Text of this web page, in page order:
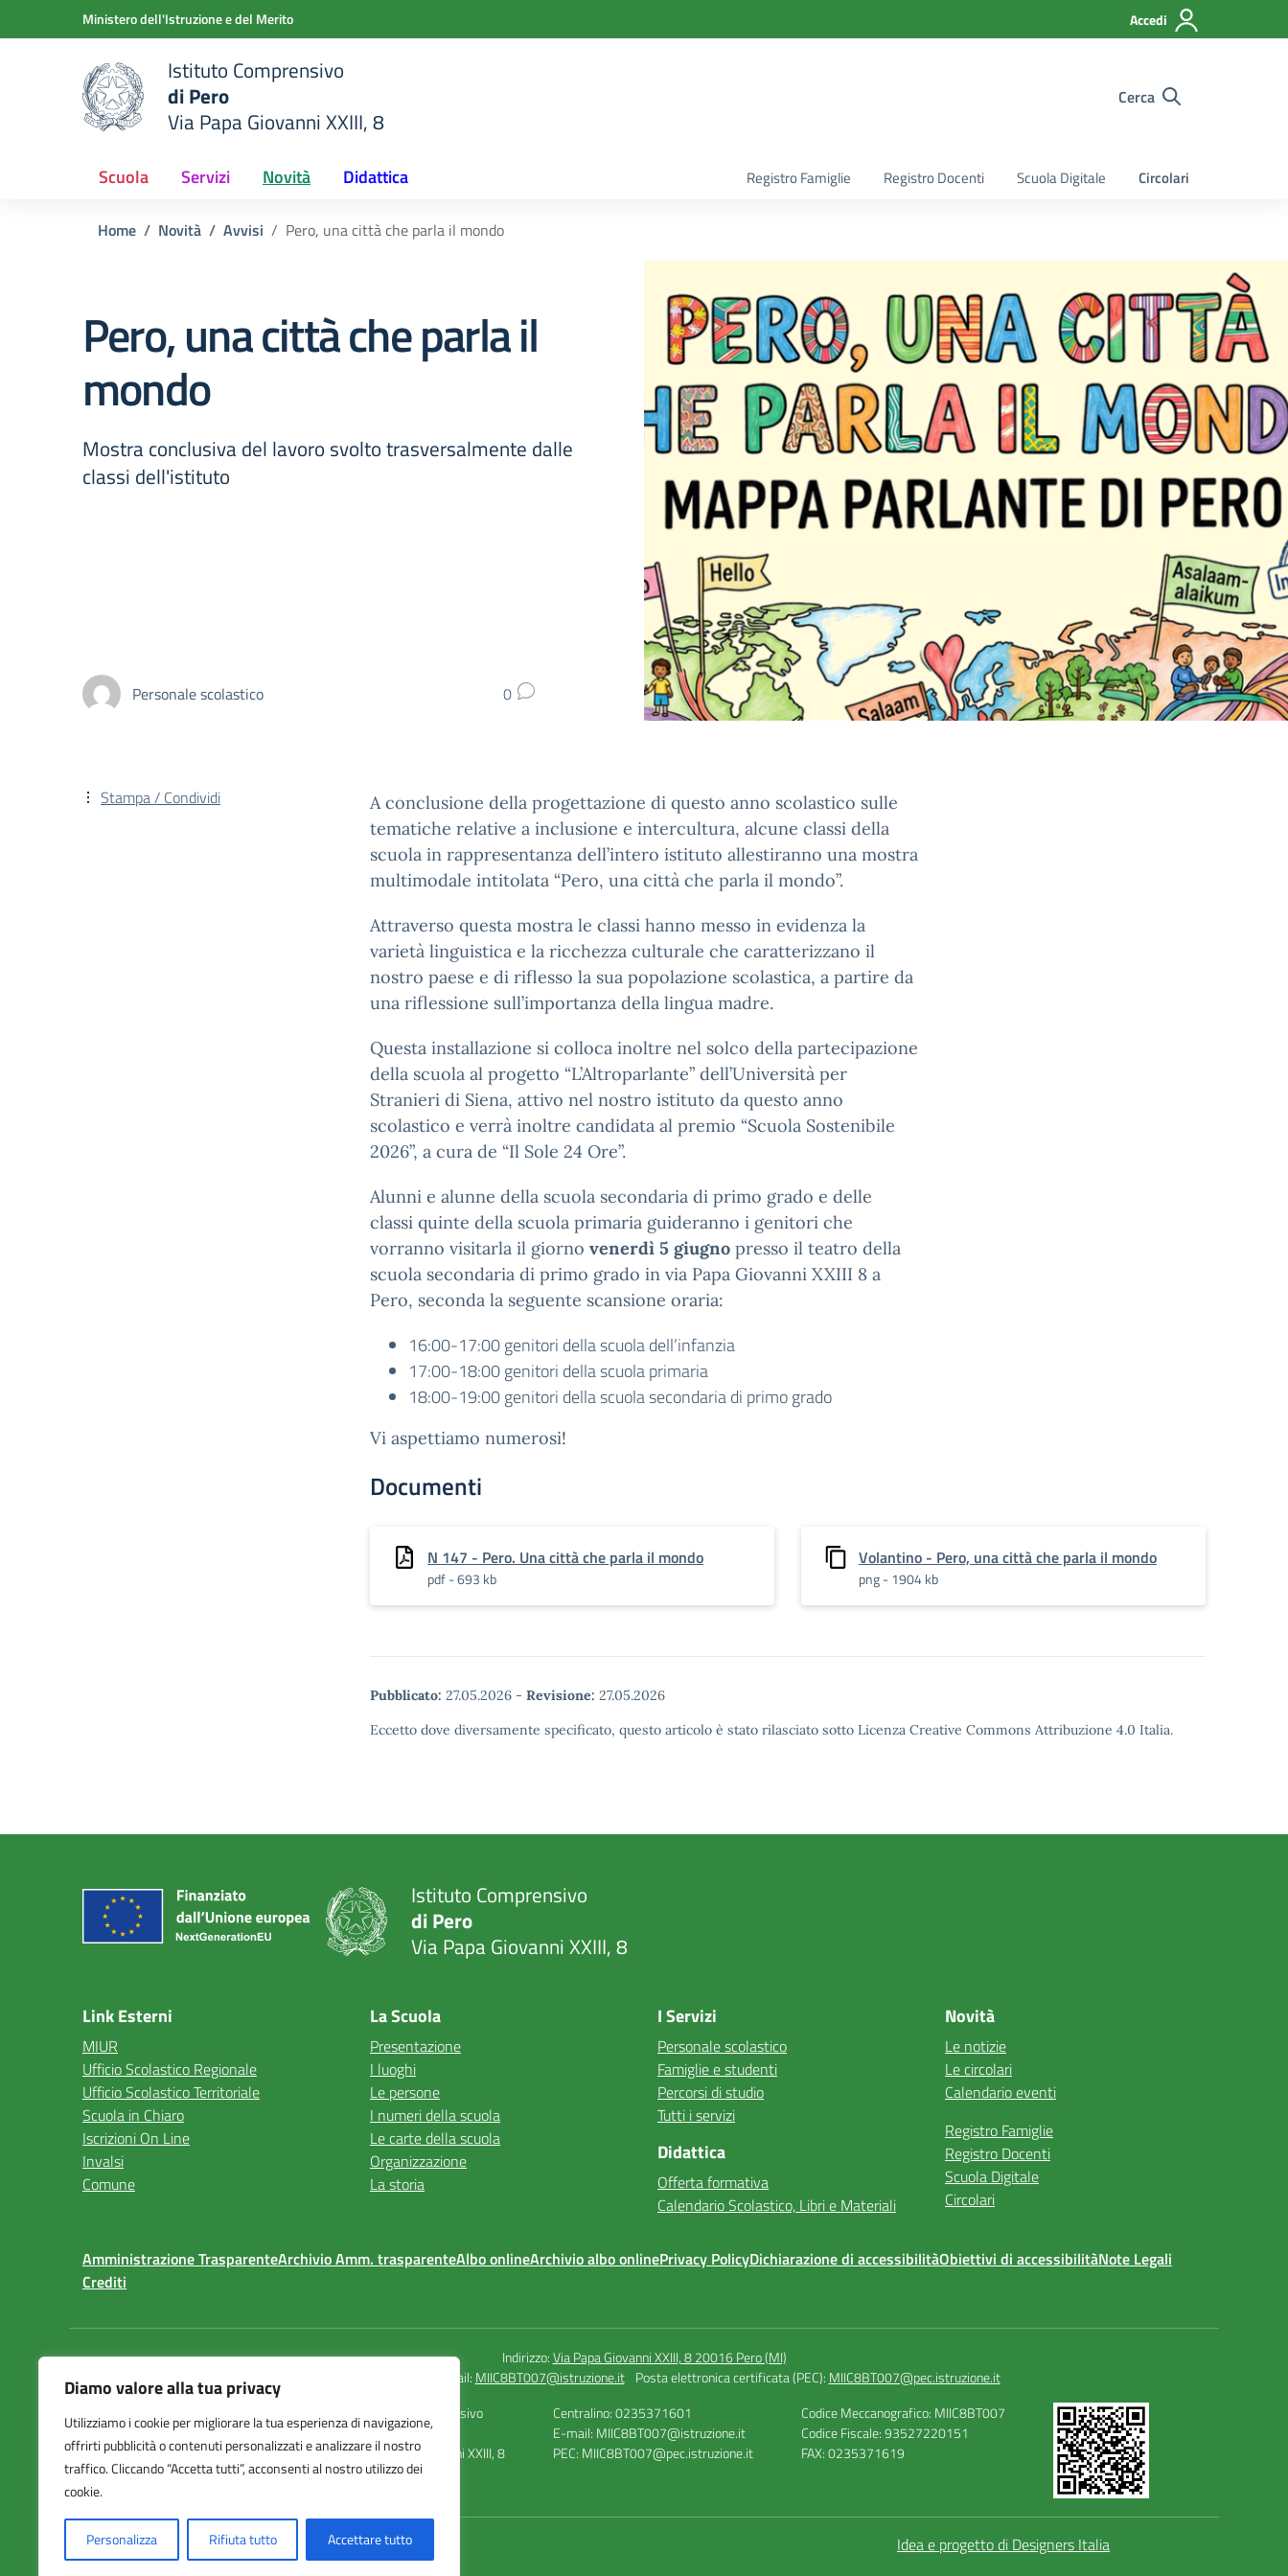
Diamo valore alla tua privacy
Utilizziamo i cookie per migliorare la tua esperienza di navigazione,
offrirti pubblicità o contenuti personalizzati e analizzare il nostro
traffico. Cliccando “Accetta tutti”, acconsenti al nostro utilizzo dei
cookie.
Personalizza Rifiuta tutto Accettare tutto
Vai ai contenuti
Vai al menu di navigazioneMinistero dell'Istruzione e del Merito Accedi
scuola
Istituto Comprensivo
di Pero
Via Papa Giovanni XXIII, 8
Cerca
Scuola Servizi Novità Didattica Registro Famiglie Registro Docenti Scuola Digitale Circolari
Home Novità Avvisi Pero, una città che parla il mondo
Pero, una città che parla il
mondo
Mostra conclusiva del lavoro svolto trasversalmente dalle
classi dell'istituto
Personale scolastico 0
A conclusione della progettazione di questo anno scolastico sulle
tematiche relative a inclusione e intercultura, alcune classi della
scuola in rappresentanza dell’intero istituto allestiranno una mostra
multimodale intitolata “Pero, una città che parla il mondo”.
Attraverso questa mostra le classi hanno messo in evidenza la
varietà linguistica e la ricchezza culturale che caratterizzano il
nostro paese e di riflesso la sua popolazione scolastica, a partire da
una riflessione sull’importanza della lingua madre.
Questa installazione si colloca inoltre nel solco della partecipazione
della scuola al progetto “L’Altroparlante” dell’Università per
Stranieri di Siena, attivo nel nostro istituto da questo anno
scolastico e verrà inoltre candidata al premio “Scuola Sostenibile
2026”, a cura de “Il Sole 24 Ore”.
Alunni e alunne della scuola secondaria di primo grado e delle
classi quinte della scuola primaria guideranno i genitori che
vorranno visitarla il giorno venerdì 5 giugno presso il teatro della
scuola secondaria di primo grado in via Papa Giovanni XXIII 8 a
Pero, seconda la seguente scansione oraria:
16:00-17:00 genitori della scuola dell’infanzia
17:00-18:00 genitori della scuola primaria
18:00-19:00 genitori della scuola secondaria di primo grado
Vi aspettiamo numerosi!
Documenti
N 147 - Pero. Una città che parla il mondo
pdf - 693 kb
Volantino - Pero, una città che parla il mondo
png - 1904 kb
Pubblicato: 27.05.2026 - Revisione: 27.05.2026
Eccetto dove diversamente specificato, questo articolo è stato rilasciato sotto Licenza Creative Commons Attribuzione 4.0 Italia.
Stampa / Condividi
Istituto Comprensivo
di Pero
Via Papa Giovanni XXIII, 8
Link Esterni
MIUR
Ufficio Scolastico Regionale
Ufficio Scolastico Territoriale
Scuola in Chiaro
Iscrizioni On Line
Invalsi
Comune
La Scuola
Presentazione
I luoghi
Le persone
I numeri della scuola
Le carte della scuola
Organizzazione
La storia
I Servizi
Personale scolastico
Famiglie e studenti
Percorsi di studio
Tutti i servizi
Didattica
Offerta formativa
Calendario Scolastico, Libri e Materiali
Novità
Le notizie
Le circolari
Calendario eventi
Registro Famiglie
Registro Docenti
Scuola Digitale
Circolari
Amministrazione TrasparenteArchivio Amm. trasparenteAlbo onlineArchivio albo onlinePrivacy PolicyDichiarazione di accessibilitàObiettivi di accessibilitàNote Legali
Crediti
Indirizzo:Via Papa Giovanni XXIII, 8 20016 Pero (MI)
Email: MIIC8BT007@istruzione.it Posta elettronica certificata (PEC): MIIC8BT007@pec.istruzione.it
Istituto Comprensivo
di Pero
Via Papa Giovanni XXIII, 8
20016 Pero (MI)
Centralino: 0235371601
E-mail: MIIC8BT007@istruzione.it
PEC: MIIC8BT007@pec.istruzione.it
Codice Meccanografico: MIIC8BT007
Codice Fiscale: 93527220151
FAX: 0235371619
Idea e progetto di Designers Italia